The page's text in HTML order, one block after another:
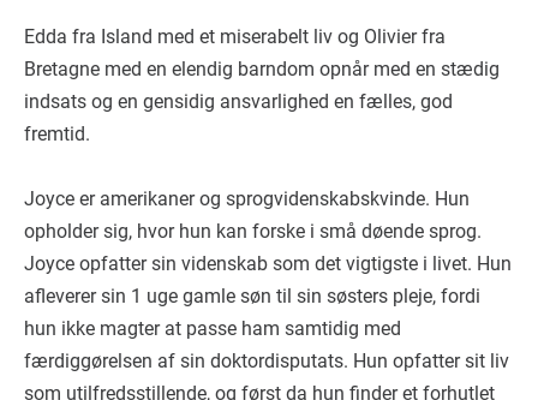
Edda fra Island med et miserabelt liv og Olivier fra
Bretagne med en elendig barndom opnår med en stædig
indsats og en gensidig ansvarlighed en fælles, god
fremtid.
Joyce er amerikaner og sprogvidenskabskvinde. Hun
opholder sig, hvor hun kan forske i små døende sprog.
Joyce opfatter sin videnskab som det vigtigste i livet. Hun
afleverer sin 1 uge gamle søn til sin søsters pleje, fordi
hun ikke magter at passe ham samtidig med
færdiggørelsen af sin doktordisputats. Hun opfatter sit liv
som utilfredsstillende, og først da hun finder et forhutlet